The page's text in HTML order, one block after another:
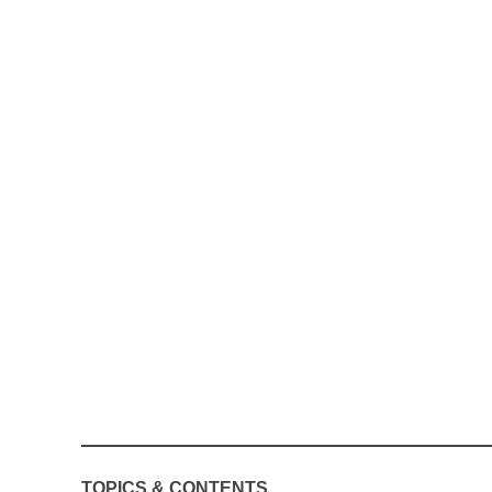
TOPICS & CONTENTS